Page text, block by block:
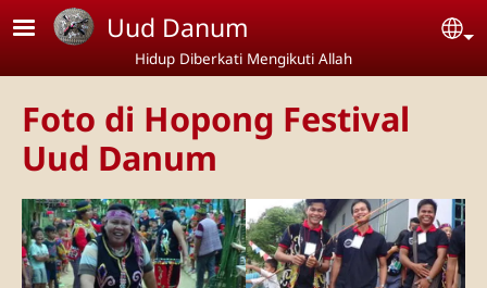
Lompat ke isi utama
Uud Danum
Hidup Diberkati Mengikuti Allah
Foto di Hopong Festival
Uud Danum